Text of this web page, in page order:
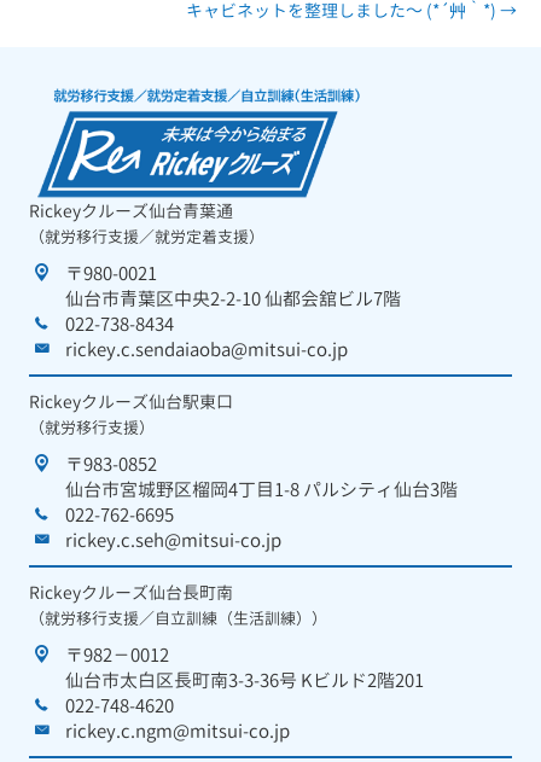
キャビネットを整理しました～ (*´艸｀*) →
Rickeyクルーズ仙台青葉通
（就労移行支援／就労定着支援）
〒980-0021
仙台市青葉区中央2-2-10 仙都会舘ビル7階
022-738-8434
rickey.c.sendaiaoba@mitsui-co.jp
Rickeyクルーズ仙台駅東口
（就労移行支援）
〒983-0852
仙台市宮城野区榴岡4丁目1-8 パルシティ仙台3階
022-762-6695
rickey.c.seh@mitsui-co.jp
Rickeyクルーズ仙台長町南
（就労移行支援／自立訓練（生活訓練））
〒982－0012
仙台市太白区長町南3-3-36号 Kビルド2階201
022-748-4620
rickey.c.ngm@mitsui-co.jp